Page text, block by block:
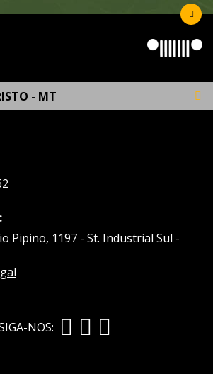
- MT
Pipino, 1197 - St. Industrial Sul -
NOS: